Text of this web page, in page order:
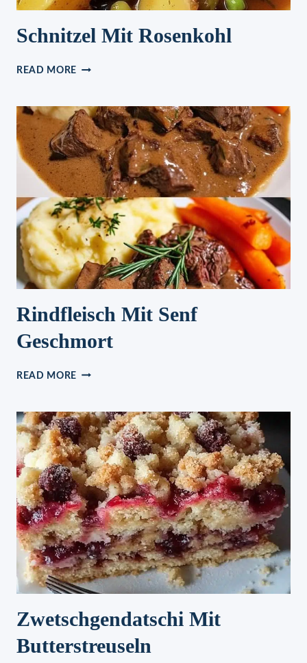
Schnitzel Mit Rosenkohl
READ MORE SCHNITZEL
Rindfleisch Mit Senf
Geschmort
READ MORE RINDFLEISCH
GESCHMORT
Zwetschgendatschi Mit
Butterstreuseln